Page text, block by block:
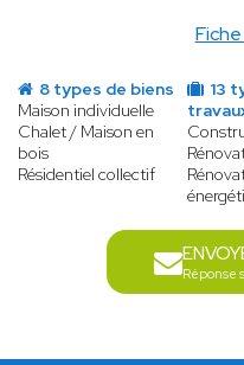
8 types de biens
Maison individuelle
Chalet / Maison en
bois
Résidentiel collectif
13
Réponse